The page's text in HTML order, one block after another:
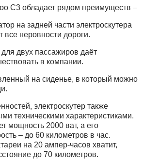
C3 обладает рядом преимуществ –
на задней части электроскутера
все неровности дороги.
двух пассажиров даёт
в компании.
на сиденье, в который можно
электроскутер также
техническими характеристиками.
мощность 2000 ват, а его
– до 60 километров в час.
на 20 ампер-часов хватит,
до 70 километров.